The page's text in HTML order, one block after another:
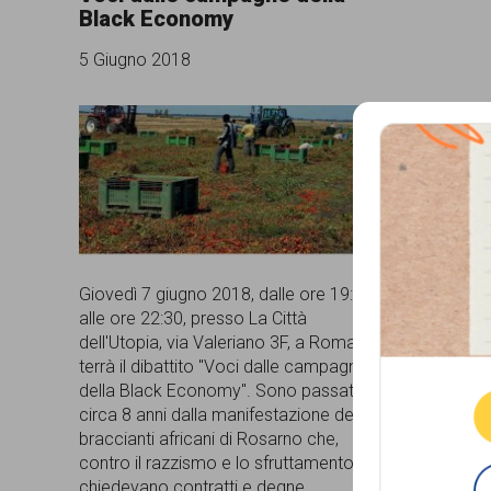
comunicazione
specificamente
dedicato
al
fenomeno
del
razzismo
curato
da
Lunaria
in
collaborazione
con
Black Economy
5 Giugno 2018
Giovedì 7 giugno 2018, dalle ore 19:30
alle ore 22:30, presso La Città
dell'Utopia, via Valeriano 3F, a Roma, si
terrà il dibattito "Voci dalle campagne
della Black Economy". Sono passati
circa 8 anni dalla manifestazione dei
braccianti africani di Rosarno che,
contro il razzismo e lo sfruttamento,